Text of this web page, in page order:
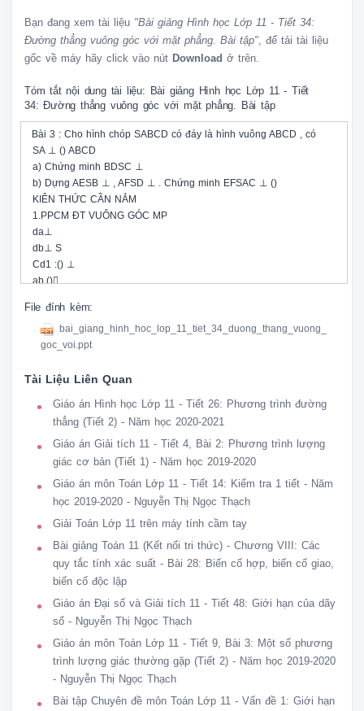
Bạn đang xem tài liệu "Bài giảng Hình học Lớp 11 - Tiết 34:
Đường thẳng vuông góc với mặt phẳng. Bài tập", để tải tài liệu
gốc về máy hãy click vào nút Download ở trên.
Tóm tắt nội dung tài liệu: Bài giảng Hình học Lớp 11 - Tiết
34: Đường thẳng vuông góc với mặt phẳng. Bài tập
Bài 3 : Cho hình chóp SABCD có đáy là hình vuông ABCD , có
SA ⊥ () ABCD
a) Chứng minh BDSC ⊥
b) Dựng AESB ⊥ , AFSD ⊥ . Chứng minh EFSAC ⊥ ()
KIÊN THỨC CẦN NẮM
1.PPCM ĐT VUÔNG GÓC MP
da⊥
db⊥ S
Cd1 :() ⊥
ab,()
d //
Cd2 :() ⊥
⊥()
A
Cd1 : ⊥
B C
dd// /
d ⊥ b) Chứng minh EF SAC⊥ () S A B vuông và S A D vuông có
S
SA là cạnh chung AB = AD
SAB= SAD
A D SB = SD SE = SF
SESF
B C =
SBSD
BD⊥ () SAC EF ?// BD
EF⊥ () SAC
Cho hình chóp SABCD có đáy là hình vuông ABCD , có KIÊN THỨC
File đính kèm:
bai_giang_hinh_hoc_lop_11_tiet_34_duong_thang_vuong_
goc_voi.ppt
Tài Liệu Liên Quan
Giáo án Hình học Lớp 11 - Tiết 26: Phương trình đường
thẳng (Tiết 2) - Năm học 2020-2021
Giáo án Giải tích 11 - Tiết 4, Bài 2: Phương trình lượng
giác cơ bản (Tiết 1) - Năm học 2019-2020
Giáo án môn Toán Lớp 11 - Tiết 14: Kiểm tra 1 tiết - Năm
học 2019-2020 - Nguyễn Thị Ngọc Thạch
Giải Toán Lớp 11 trên máy tính cầm tay
Bài giảng Toán 11 (Kết nối tri thức) - Chương VIII: Các
quy tắc tính xác suất - Bài 28: Biến cố hợp, biến cố giao,
biến cố độc lập
Giáo án Đại số và Giải tích 11 - Tiết 48: Giới hạn của dãy
số - Nguyễn Thị Ngọc Thạch
Giáo án môn Toán Lớp 11 - Tiết 9, Bài 3: Một số phương
trình lượng giác thường gặp (Tiết 2) - Năm học 2019-2020
- Nguyễn Thị Ngọc Thạch
Bài tập Chuyên đề môn Toán Lớp 11 - Vấn đề 1: Giới hạn